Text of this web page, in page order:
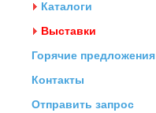
Каталоги
Выставки
Горячие предложения
Контакты
Отправить запрос